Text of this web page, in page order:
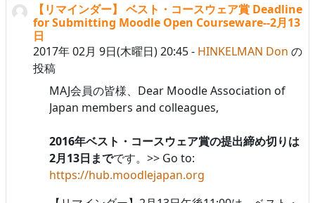
【リマインダー】 ベスト・コースウェア賞 Deadline
for Submitting Moodle Open Courseware--2月13
日
2017年 02月 9日(木曜日) 20:45- HINKELMAN Don の
投稿
返信数: 0
MAJ会員の皆様、Dear Moodle Association of
Japan members and colleagues,
2016年ベスト・コースウェア賞の提出締め切りは
2月13日までです。>> Go to:
https://hub.moodlejapan.org